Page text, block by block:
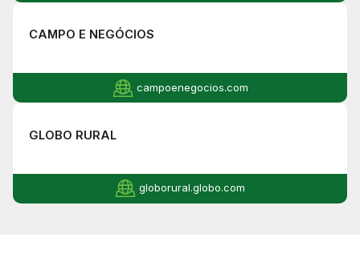
CAMPO E NEGÓCIOS
campoenegocios.com
GLOBO RURAL
globorural.globo.com